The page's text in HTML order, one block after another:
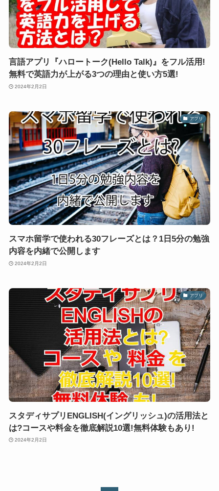
言語アプリ『ハロートーク(Hello Talk)』をフル活用!
無料で英語力が上がる3つの理由と使い方5選!
2024年2月2日
アプリ
スマホ留学で使われる30フレーズとは？1日5分の勉強
内容を内緒で公開します
2024年2月2日
アプリ
スタディサプリENGLISH(イングリッシュ)の活用法と
は?コースや料金を徹底解説10選!無料体験もあり!
2024年2月2日